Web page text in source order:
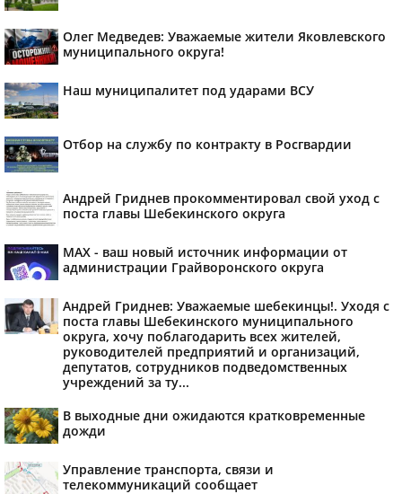
Олег Медведев: Уважаемые жители Яковлевского
муниципального округа!
Наш муниципалитет под ударами ВСУ
Отбор на службу по контракту в Росгвардии
Андрей Гриднев прокомментировал свой уход с
поста главы Шебекинского округа
MAX - ваш новый источник информации от
администрации Грайворонского округа
Андрей Гриднев: Уважаемые шебекинцы!. Уходя с
поста главы Шебекинского муниципального
округа, хочу поблагодарить всех жителей,
руководителей предприятий и организаций,
депутатов, сотрудников подведомственных
учреждений за ту...
В выходные дни ожидаются кратковременные
дожди
Управление транспорта, связи и
телекоммуникаций сообщает